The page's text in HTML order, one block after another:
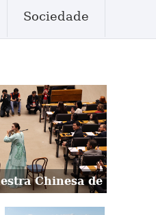
Sociedade
Chinesa de
no